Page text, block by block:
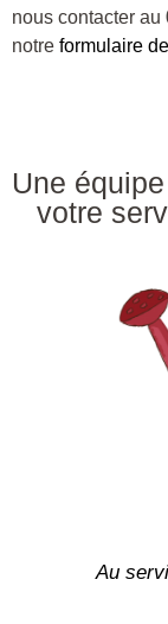
nous contacter
notre formulaire
Une
votre
Au